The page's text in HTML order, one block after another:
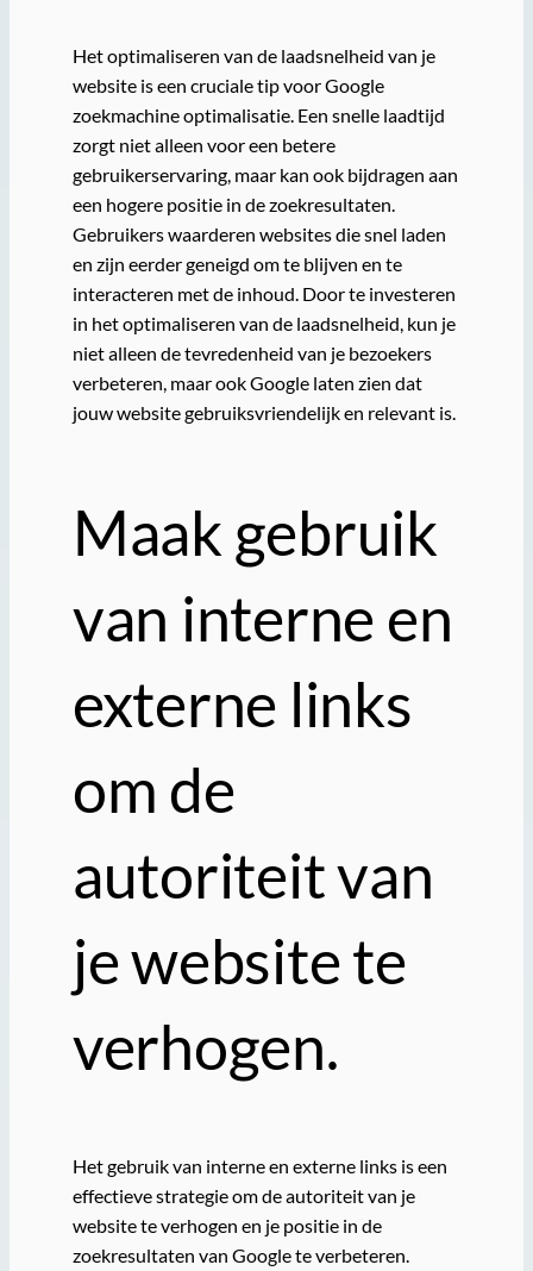
Het optimaliseren van de laadsnelheid van je
website is een cruciale tip voor Google
zoekmachine optimalisatie. Een snelle laadtijd
zorgt niet alleen voor een betere
gebruikerservaring, maar kan ook bijdragen aan
een hogere positie in de zoekresultaten.
Gebruikers waarderen websites die snel laden
en zijn eerder geneigd om te blijven en te
interacteren met de inhoud. Door te investeren
in het optimaliseren van de laadsnelheid, kun je
niet alleen de tevredenheid van je bezoekers
verbeteren, maar ook Google laten zien dat
jouw website gebruiksvriendelijk en relevant is.
Maak gebruik
van interne en
externe links
om de
autoriteit van
je website te
verhogen.
Het gebruik van interne en externe links is een
effectieve strategie om de autoriteit van je
website te verhogen en je positie in de
zoekresultaten van Google te verbeteren.